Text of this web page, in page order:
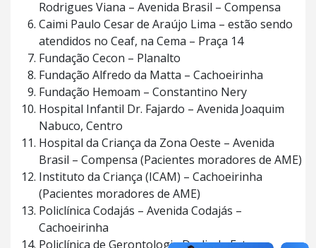
Rodrigues Viana – Avenida Brasil – Compensa
Caimi Paulo Cesar de Araújo Lima – estão sendo
atendidos no Ceaf, na Cema – Praça 14
Fundação Cecon – Planalto
Fundação Alfredo da Matta – Cachoeirinha
Fundação Hemoam – Constantino Nery
Hospital Infantil Dr. Fajardo – Avenida Joaquim
Nabuco, Centro
Hospital da Criança da Zona Oeste – Avenida
Brasil – Compensa (Pacientes moradores de AME)
Instituto da Criança (ICAM) – Cachoeirinha
(Pacientes moradores de AME)
Policlínica Codajás – Avenida Codajás –
Cachoeirinha
Policlínica de Gerontologia Darlinda Esteves